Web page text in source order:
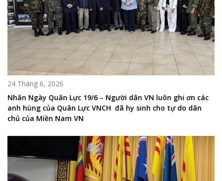
24 Tháng 6, 2026
Nhân Ngày Quân Lực 19/6 – Người dân VN luôn ghi ơn các
anh hùng của Quân Lực VNCH đã hy sinh cho tự do dân
chủ của Miền Nam VN